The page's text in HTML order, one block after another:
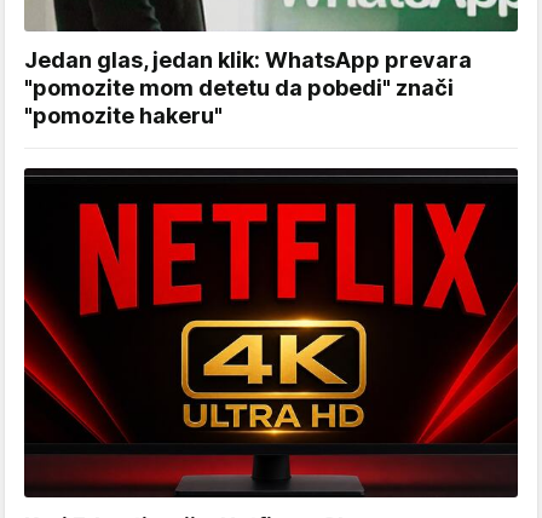
Jedan glas, jedan klik: WhatsApp prevara
"pomozite mom detetu da pobedi" znači
"pomozite hakeru"